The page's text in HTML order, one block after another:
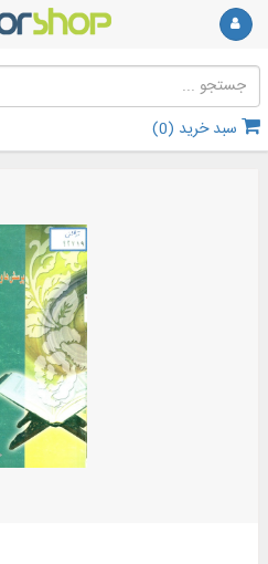
سبد خرید (0
)